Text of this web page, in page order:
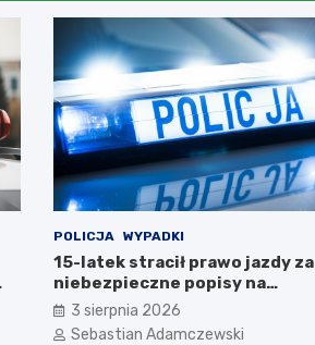
POLICJA WYPADKI
15-latek stracił prawo jazdy za
niebezpieczne popisy na
motorowerze
3 sierpnia 2026
Sebastian Adamczewski